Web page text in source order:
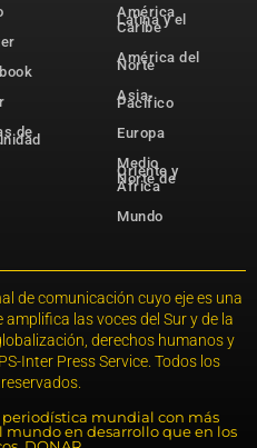
de
América
Latina y el
Caribe
América del
Norte
Asia-
Pacífico
Europa
Medio
Oriente y
Norte de
África
Mundo
de comunicación cuyo eje es una
las voces del Sur y de la
derechos humanos y
Inter Press Service. Todos los
periodística mundial con más
mundo en desarrollo que en los